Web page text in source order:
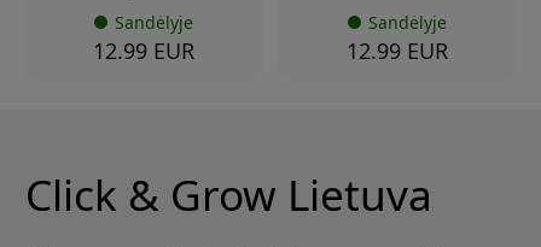
Sandėlyje
12.99 EUR
Sandėlyje
12.99 EUR
Click & Grow Lietuva